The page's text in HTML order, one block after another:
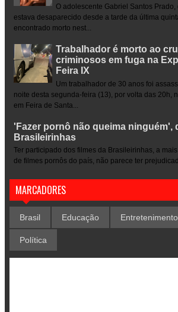
O adolescente Gabriel Santos Prado,
estava desaparecido desde a tarde da última
encontrado morto nest...
Trabalhador é morto ao
criminosos em fuga na
Feira IX
Um trabalhador de 30 anos foi
noite desta segunda-feira (13), por volta das 20h,
em Feira de Santa...
'Fazer pornô não queima ninguém',
Brasileirinhas
Ter participado dos filmes da Brasileirinhas, a
de filmes pornôs do país, não parece ter
MARCADORES
Brasil Educação Entretenimento
Política